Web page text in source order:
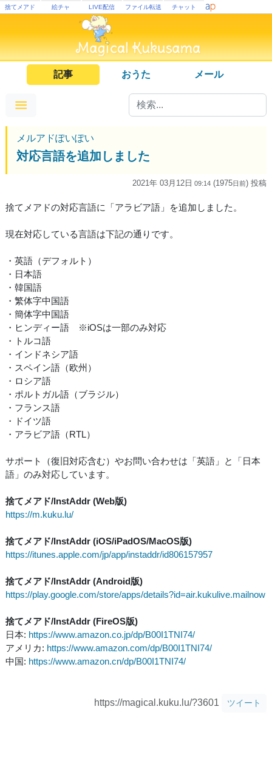
捨てメアド 絵チャ LIVE配信 ファイル転送 チャット
記事 おうた メール
メルアドぽいぽい
対応言語を追加しました
2021年 03月12日 09:14 (1975日前) 投稿
捨てメアドの対応言語に「アラビア語」を追加しました。
現在対応している言語は下記の通りです。
・英語（デフォルト）
・日本語
・韓国語
・繁体字中国語
・簡体字中国語
・ヒンディー語 ※iOSは一部のみ対応
・トルコ語
・インドネシア語
・スペイン語（欧州）
・ロシア語
・ポルトガル語（ブラジル）
・フランス語
・ドイツ語
・アラビア語（RTL）
サポート（復旧対応含む）やお問い合わせは「英語」と「日本
語」のみ対応しています。
捨てメアド/InstAddr (Web版)
https://m.kuku.lu/
捨てメアド/InstAddr (iOS/iPadOS/MacOS版)
https://itunes.apple.com/jp/app/instaddr/id806157957
捨てメアド/InstAddr (Android版)
https://play.google.com/store/apps/details?id=air.kukulive.mailnow
捨てメアド/InstAddr (FireOS版)
日本: https://www.amazon.co.jp/dp/B00I1TNI74/
アメリカ: https://www.amazon.com/dp/B00I1TNI74/
中国: https://www.amazon.cn/dp/B00I1TNI74/
https://magical.kuku.lu/?3601 ツイート